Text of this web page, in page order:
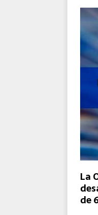
La
de